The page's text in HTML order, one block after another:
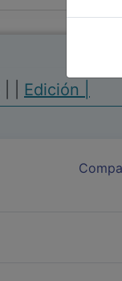
Edición |